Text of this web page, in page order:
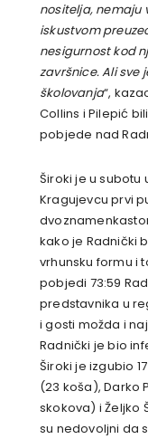
nositelja, nemaju
iskustvom
nesigurnost kod
završnice. Ali
školovanja“,
Collins i Pilepić
pobjede nad
Široki je u subotu
Kragujevcu prvi
kako je Radnički
vrhunsku formu i
pobjedi 73:59
predstavnika u
i gosti možda i
Radnički je bio
Široki je izgubio
(23 koša), Darko
skokova) i Željko
su nedovoljni da